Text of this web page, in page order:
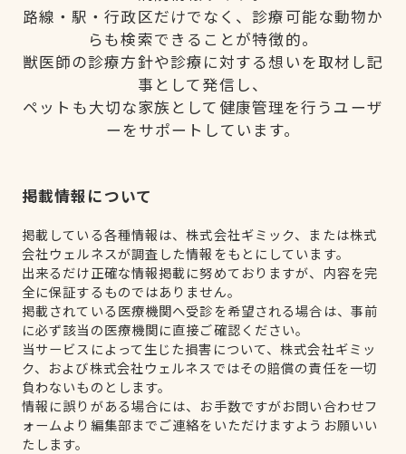
路線・駅・行政区だけでなく、診療可能な動物か
らも検索できることが特徴的。
獣医師の診療方針や診療に対する想いを取材し記
事として発信し、
ペットも大切な家族として健康管理を行うユーザ
ーをサポートしています。
掲載情報について
掲載している各種情報は、株式会社ギミック、または株式
会社ウェルネスが調査した情報をもとにしています。
出来るだけ正確な情報掲載に努めておりますが、内容を完
全に保証するものではありません。
掲載されている医療機関へ受診を希望される場合は、事前
に必ず該当の医療機関に直接ご確認ください。
当サービスによって生じた損害について、株式会社ギミッ
ク、および株式会社ウェルネスではその賠償の責任を一切
負わないものとします。
情報に誤りがある場合には、お手数ですがお問い合わせフ
ォームより編集部までご連絡をいただけますようお願いい
たします。